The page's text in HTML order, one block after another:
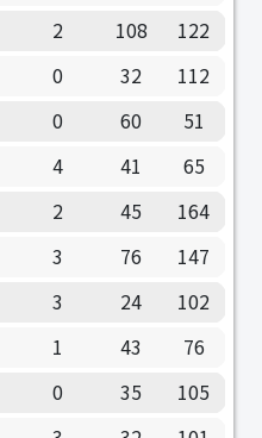
2 108
122
0 32
112
0 60
51
4 41
65
2 45
164
3 76
147
3 24
102
1 43
76
0 35
105